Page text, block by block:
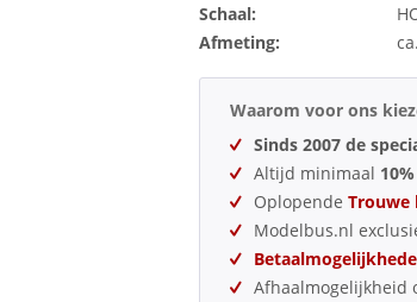
Schaal:
Afmeting:
Waarom voor ons
Sinds 2007 de
Altijd minimaal
Oplopende
Modelbus.nl
Afhaalmogelijkheid